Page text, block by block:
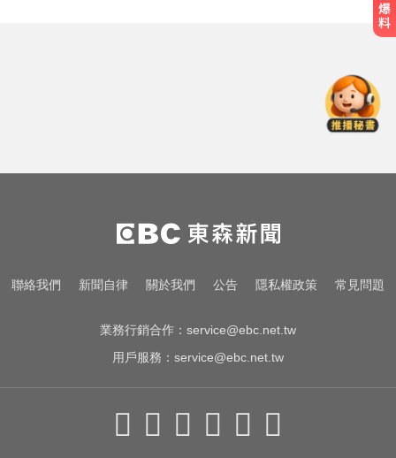
契機上看48000點
里約直升機墜毀 哥倫比亞一家3名
女性罹難
無懼白海豚風雨！企聯父親節回歸
聯絡我們 新聞自律 關於我們 公告 隱私權政策 常見問題
業務行銷合作： service@ebc.net.tw
用戶服務： service@ebc.net.tw